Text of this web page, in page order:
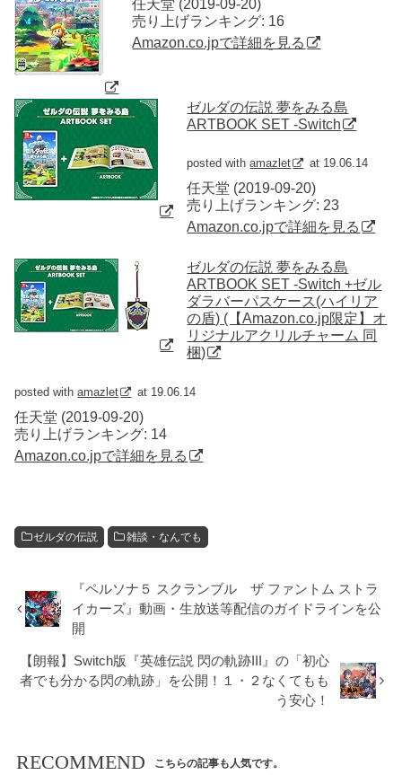
任天堂 (2019-09-20)
売り上げランキング: 16
Amazon.co.jpで詳細を見る
ゼルダの伝説 夢をみる島
ARTBOOK SET -Switch
posted withamazlet at 19.06.14
任天堂 (2019-09-20)
売り上げランキング: 23
Amazon.co.jpで詳細を見る
ゼルダの伝説 夢をみる島
ARTBOOK SET -Switch +ゼル
ダラバーパスケース(ハイリア
の盾) (【Amazon.co.jp限定】オ
リジナルアクリルチャーム 同
梱)
posted withamazlet at 19.06.14
任天堂 (2019-09-20)
売り上げランキング: 14
Amazon.co.jpで詳細を見る
ゼルダの伝説 雑談・なんでも
『ペルソナ５ スクランブル ザ ファントム ストラ
イカーズ』動画・生放送等配信のガイドラインを公
開
【朗報】Switch版『英雄伝説 閃の軌跡III』の「初心
者でも分かる閃の軌跡」を公開！１・２なくてもも
う安心！
RECOMMEND こちらの記事も人気です。